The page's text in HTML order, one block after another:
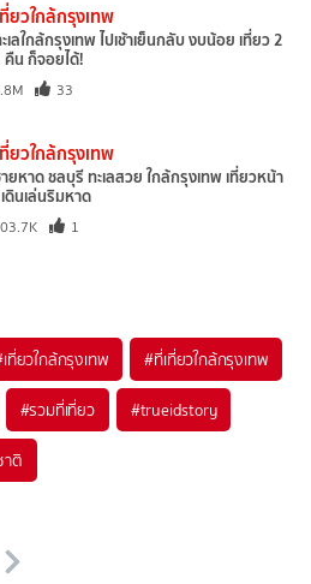
ยวใกล้กรุงเทพ
เลใกล้กรุงเทพ ไปเช้าเย็นกลับ งบน้อย เที่ยว 2
คืน ก็จอยได้!
33
ยวใกล้กรุงเทพ
ยหาด ชลบุรี ทะเลสวย ใกล้กรุงเทพ เที่ยวหน้า
ดินเล่นริมหาด
1
ที่ยวใกล้กรุงเทพ #ที่เที่ยวใกล้กรุงเทพ
#รวมที่เที่ยว #trueidstory
าติ